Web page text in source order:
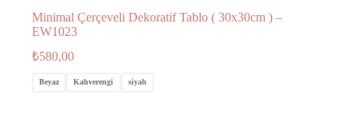
Minimal Çerçeveli Dekoratif Tablo ( 30x30cm ) –
EW1023
₺580,00
Beyaz Kahverengi siyah